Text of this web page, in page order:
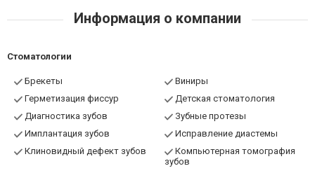
Информация о компании
Стоматологии
Брекеты
Виниры
Герметизация фиссур
Детская стоматология
Диагностика зубов
Зубные протезы
Имплантация зубов
Исправление диастемы
Клиновидный дефект зубов
Компьютерная томография
зубов